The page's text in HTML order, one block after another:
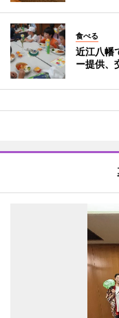
食べる
近江八幡
ー提供、